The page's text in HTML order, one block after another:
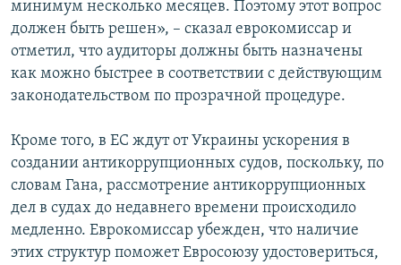
минимум несколько месяцев. Поэтому этот вопрос
должен быть решен», – сказал еврокомиссар и
отметил, что аудиторы должны быть назначены
как можно быстрее в соответствии с действующим
законодательством по прозрачной процедуре.
Кроме того, в ЕС ждут от Украины ускорения в
создании антикоррупционных судов, поскольку, по
словам Гана, рассмотрение антикоррупционных
дел в судах до недавнего времени происходило
медленно. Еврокомиссар убежден, что наличие
этих структур поможет Евросоюзу удостовериться,